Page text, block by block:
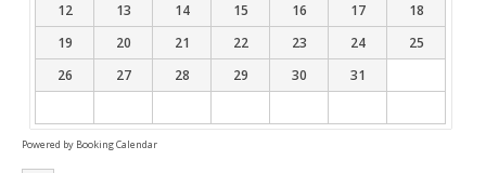
12
13 14 15 16 17
18
19
20 21 22 23 24
25
26
27 28 29 30 31
Powered by Booking Calendar